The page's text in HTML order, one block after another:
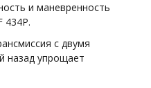
и маневренность
434P.
с двумя
назад упрощает